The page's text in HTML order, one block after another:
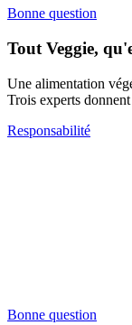
Bonne question
Tout Veggie,
Une alimentation
Trois experts
Responsabilité
Bonne question